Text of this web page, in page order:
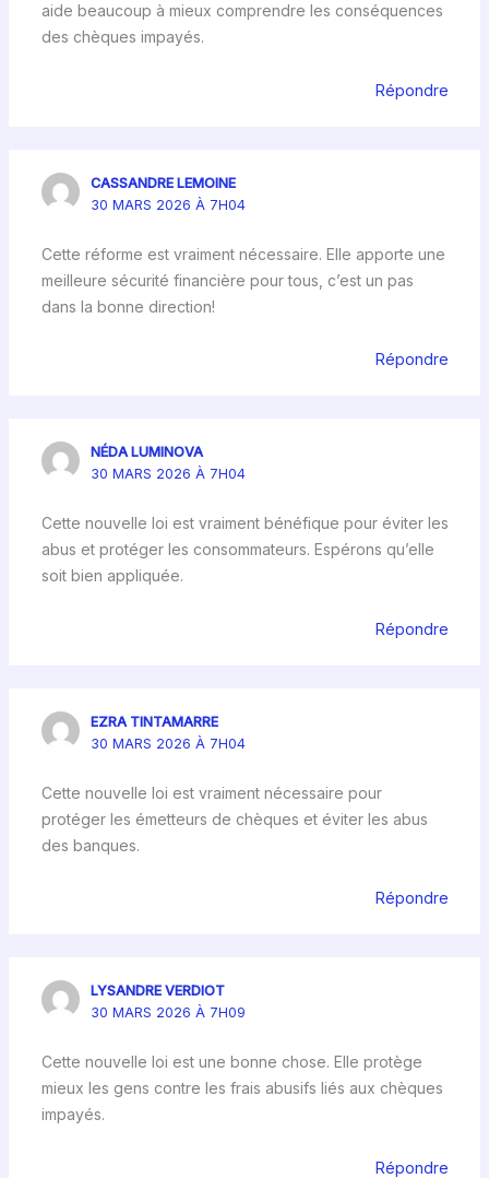
aide beaucoup à mieux comprendre les conséquences
des chèques impayés.
Répondre
CASSANDRE LEMOINE
30 MARS 2026 À 7H04
Cette réforme est vraiment nécessaire. Elle apporte une
meilleure sécurité financière pour tous, c’est un pas
dans la bonne direction!
Répondre
NÉDA LUMINOVA
30 MARS 2026 À 7H04
Cette nouvelle loi est vraiment bénéfique pour éviter les
abus et protéger les consommateurs. Espérons qu’elle
soit bien appliquée.
Répondre
EZRA TINTAMARRE
30 MARS 2026 À 7H04
Cette nouvelle loi est vraiment nécessaire pour
protéger les émetteurs de chèques et éviter les abus
des banques.
Répondre
LYSANDRE VERDIOT
30 MARS 2026 À 7H09
Cette nouvelle loi est une bonne chose. Elle protège
mieux les gens contre les frais abusifs liés aux chèques
impayés.
Répondre